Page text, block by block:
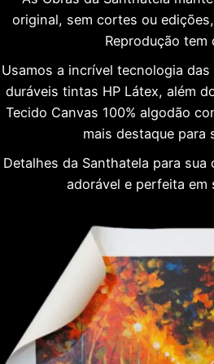
original, sem cortes ou
Reprodução tem
Usamos a incrível tecnologia
duráveis tintas HP Látex, além
Tecido Canvas 100% algodão
mais destaque para
Detalhes da Santhatela para
adorável e perfeita em